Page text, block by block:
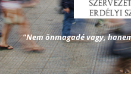
"Nem önmagadé vagy,